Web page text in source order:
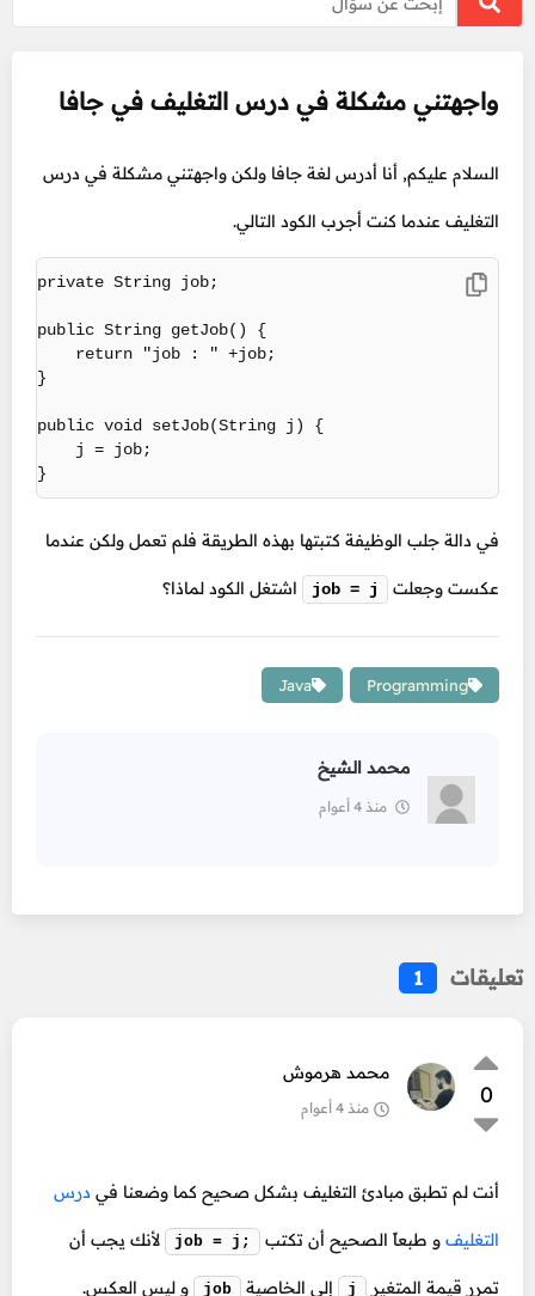
واجهتني مشكلة في درس التغليف في جافا
السلام عليكم, أنا أدرس لغة جافا ولكن واجهتني مشكلة في درس
التغليف عندما كنت أجرب الكود التالي.
private String job;
public String getJob() {
return "job : " +job;
}
public void setJob(String j) {
    j = job;
}
في دالة جلب الوظيفة كتبتها بهذه الطريقة فلم تعمل ولكن عندما
عكست وجعلت job = j اشتغل الكود لماذا؟
Programming
Java
محمد الشيخ
منذ 4 أعوام
تعليقات 1
0
محمد هرموش
منذ 4 أعوام
أنت لم تطبق مبادئ التغليف بشكل صحيح كما وضعنا في درس
التغليف و طبعاً الصحيح أن تكتب job = j; لأنك يجب أن
تمرر قيمة المتغير j إلى الخاصية job و ليس العكس.